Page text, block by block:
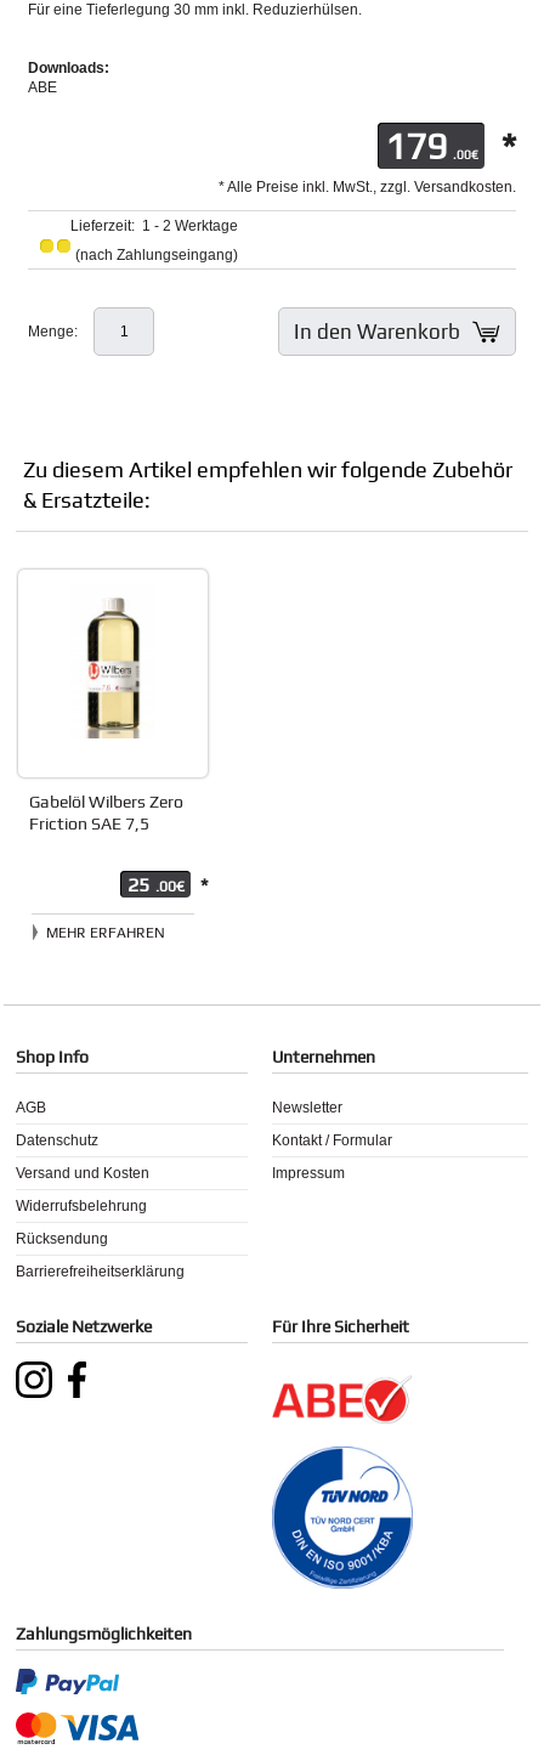
Für eine Tieferlegung 30 mm inkl. Reduzierhülsen.
Downloads:
ABE
179 .00€ *
* Alle Preise inkl. MwSt., zzgl. Versandkosten.
Lieferzeit: 1 - 2 Werktage
(nach Zahlungseingang)
Menge: In den Warenkorb
Zu diesem Artikel empfehlen wir folgende Zubehör
& Ersatzteile:
Gabelöl Wilbers Zero
Friction SAE 7,5
25 .00€ *
MEHR ERFAHREN
Shop Info
AGB
Datenschutz
Versand und Kosten
Widerrufsbelehrung
Rücksendung
Barrierefreiheitserklärung
Unternehmen
Newsletter
Kontakt / Formular
Impressum
Soziale Netzwerke Für Ihre Sicherheit
Zahlungsmöglichkeiten